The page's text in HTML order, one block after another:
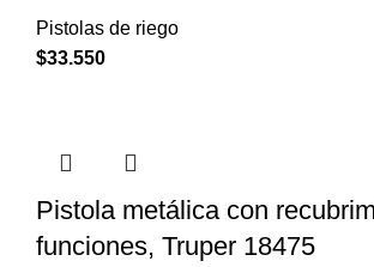
Pistolas de riego
$33.550
Pistola metálica con
funciones, Truper 18475